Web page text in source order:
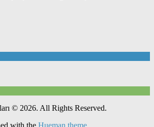
© 2026. All Rights Reserved.
with the Hueman theme